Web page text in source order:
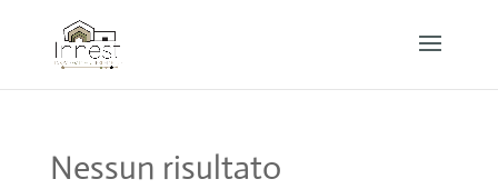
Nessun risultato